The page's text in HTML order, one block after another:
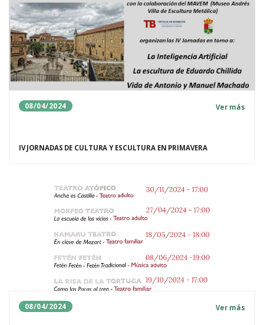
08/04/2024 Ver más
IV JORNADAS DE CULTURA Y ESCULTURA EN PRIMAVERA
08/04/2024 Ver más